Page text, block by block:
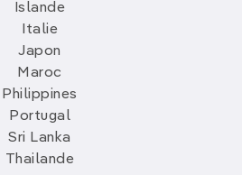
Islande
Italie
Japon
Maroc
Philippines
Portugal
Sri Lanka
Thailande